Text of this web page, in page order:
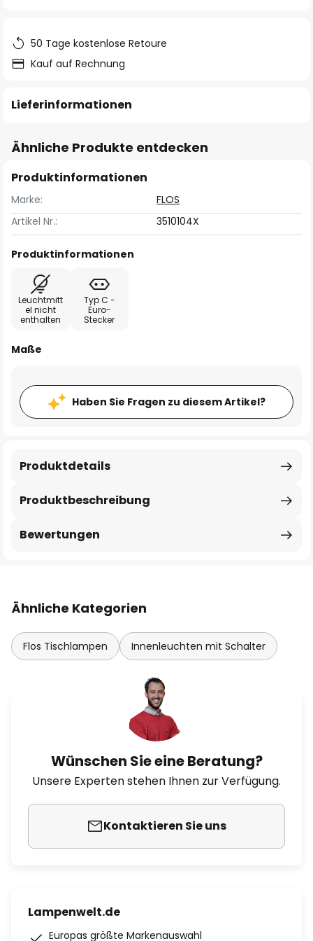
50 Tage kostenlose Retoure
Kauf auf Rechnung
Lieferinformationen
Ähnliche Produkte entdecken
Produktinformationen
Marke:
FLOS
Artikel Nr.:
3510104X
Produktinformationen
Leuchtmitt
el nicht
enthalten
Typ C -
Euro-
Stecker
Maße
Haben Sie Fragen zu diesem Artikel?
Produktbeschreibung
Produktdetails
Bewertungen
Ähnliche Kategorien
Flos Tischlampen Innenleuchten mit Schalter
Wünschen Sie eine Beratung?
Unsere Experten stehen Ihnen zur Verfügung.
Kontaktieren Sie uns
Lampenwelt.de
Europas größte Markenauswahl